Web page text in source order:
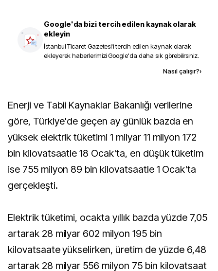
Google'da bizi tercih edilen kaynak olarak
ekleyin
İstanbul Ticaret Gazetesi'i tercih edilen kaynak olarak
ekleyerek haberlerimizi Google'da daha sık görebilirsiniz.
Nasıl çalışır?›
Enerji ve Tabii Kaynaklar Bakanlığı verilerine
göre, Türkiye'de geçen ay günlük bazda en
yüksek elektrik tüketimi 1 milyar 11 milyon 172
bin kilovatsaatle 18 Ocak'ta, en düşük tüketim
ise 755 milyon 89 bin kilovatsaatle 1 Ocak'ta
gerçekleşti.
Elektrik tüketimi, ocakta yıllık bazda yüzde 7,05
artarak 28 milyar 602 milyon 195 bin
kilovatsaate yükselirken, üretim de yüzde 6,48
artarak 28 milyar 556 milyon 75 bin kilovatsaat